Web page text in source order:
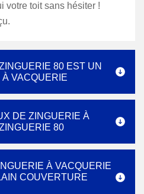
votre toit sans hésiter !
80 EST UN
VACQUERIE
DE ZINGUERIE À
80
À VACQUERIE
COUVERTURE